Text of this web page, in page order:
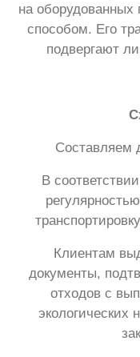
на
способом. Его
подвергают
Составляем
В
Клиентам
документы,
отходов с
экологических